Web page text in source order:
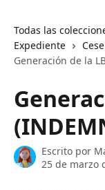
Todas las
Expediente
Generación de la
Escrito por
25 de marzo